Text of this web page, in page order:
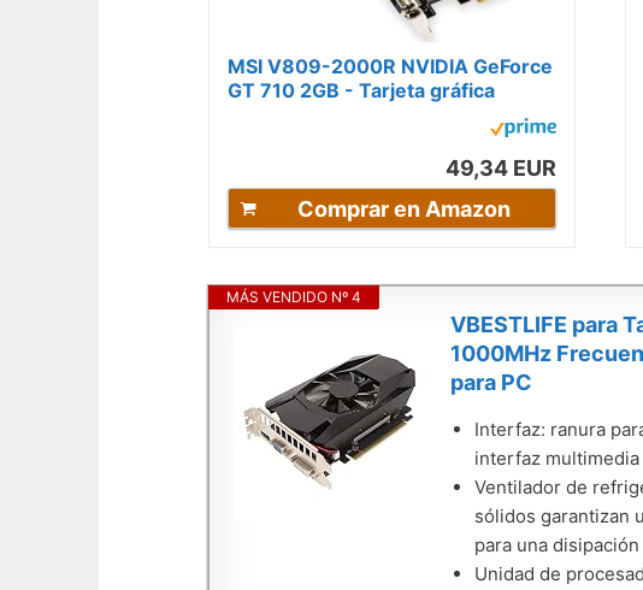
MSI V809-2000R NVIDIA GeForce
GT 710 2GB - Tarjeta gráfica
49,34 EUR
Comprar en Amazon
MÁS VENDIDO Nº 4
VBESTLIFE para
1000MHz
para PC
Interfaz: ranura
interfaz multimedia
Ventilador de
sólidos garantizan
para una
Unidad de